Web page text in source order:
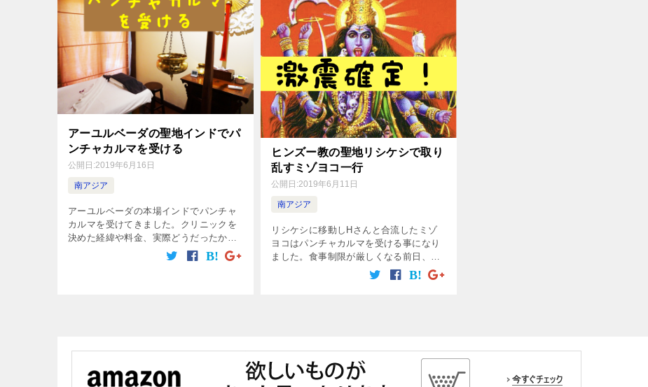
アーユルベーダの聖地インドでパ
ンチャカルマを受ける
公開日:2019年6月16日
南アジア
アーユルベーダの本場インドでパンチャ
カルマを受けてきました。クリニックを
決めた経緯や料金、実際どうだったかを
ヒンズー教の聖地リシケシで取り
乱すミゾヨコ一行
公開日:2019年6月11日
南アジア
リシケシに移動しHさんと合流したミゾ
ヨコはパンチャカルマを受ける事になり
ました。食事制限が厳しくなる前日、決
起会を開いて美味しいもをの食べる予定